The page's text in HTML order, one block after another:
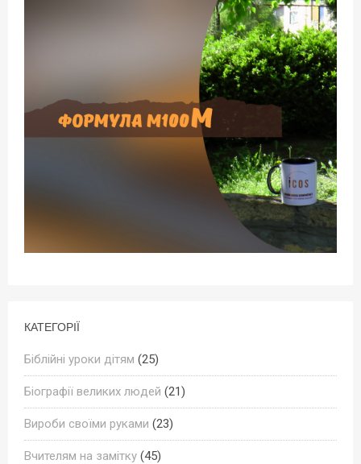
КАТЕГОРІЇ
Біблійні уроки дітям (25)
Біографії великих людей (21)
Вироби своїми руками (23)
Вчителям на замітку (45)